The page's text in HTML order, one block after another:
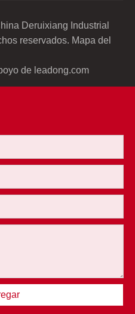
Deruixiang Industrial
reservados. Mapa del
de leadong.com